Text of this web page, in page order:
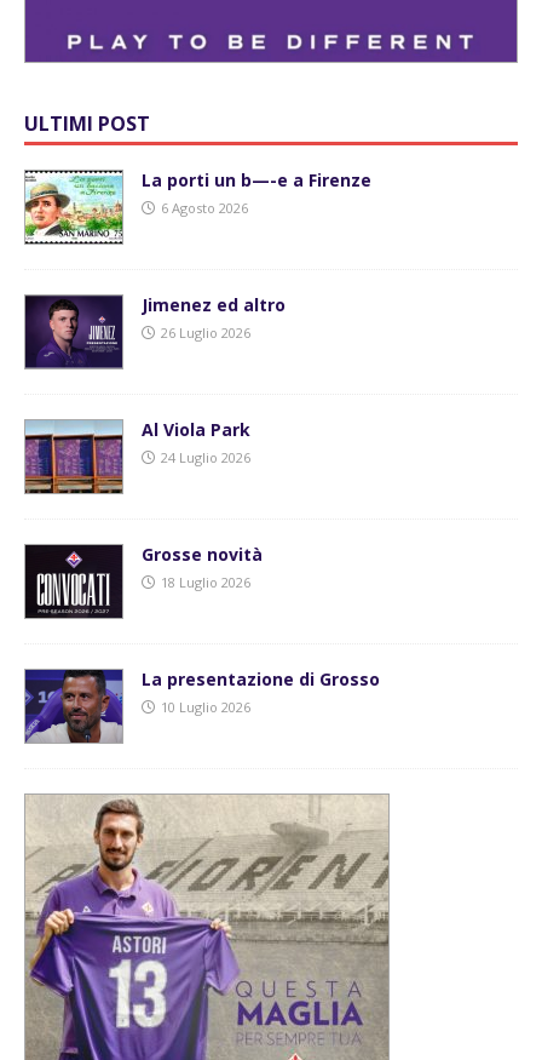
ULTIMI POST
La porti un b—-e a Firenze
6 Agosto 2026
Jimenez ed altro
26 Luglio 2026
Al Viola Park
24 Luglio 2026
Grosse novità
18 Luglio 2026
La presentazione di Grosso
10 Luglio 2026